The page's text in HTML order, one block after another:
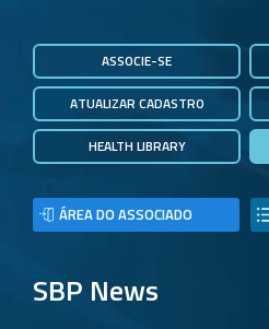
ASSOCIE-SE
ATUALIZAR CADASTRO
HEALTH LIBRARY
ÁREA DO ASSOCIADO
SBP News